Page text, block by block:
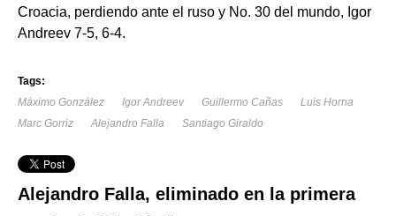
Croacia, perdiendo ante el ruso y No. 30 del mundo, Igor
Andreev 7-5, 6-4.
Tags:
Máximo González
Igor Andreev Guillermo Cañas
Luis Horna
Marc Gorriz
Alejandro Falla Santiago Giraldo
Alejandro Falla, eliminado en la primera